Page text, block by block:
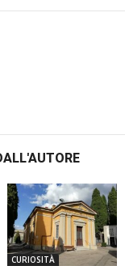
CURIOSITÀ